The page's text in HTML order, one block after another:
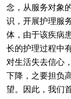
念，从服务对象
识，开展护理服
体，由于该疾病
长的护理过程中
对生活失去信心
下降，之要担负
望。因此，我们